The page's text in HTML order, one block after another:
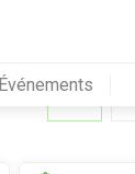
Événements